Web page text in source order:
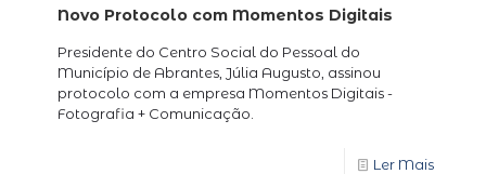
Novo Protocolo com Momentos Digitais
Presidente do Centro Social do Pessoal do
Município de Abrantes, Júlia Augusto, assinou
protocolo com a empresa Momentos Digitais -
Fotografia + Comunicação.
Ler Mais